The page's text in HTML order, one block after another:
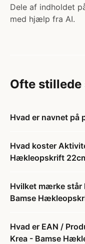
Dele af indholdet
med hjælp fra AI.
Ofte stillede
Hvad er navnet på
Hvad koster
Hækleopskrift
Hvilket mærke står
Bamse
Hvad er EAN /
Krea - Bamse